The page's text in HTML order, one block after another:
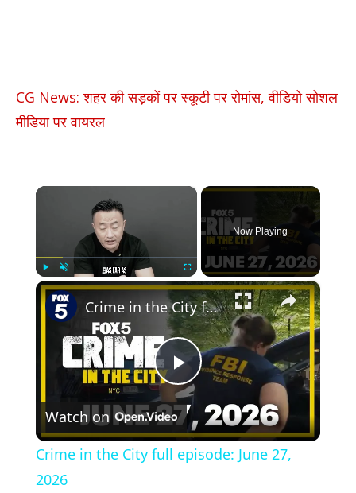
CG News: शहर की सड़कों पर स्कूटी पर रोमांस, वीडियो सोशल
मीडिया पर वायरल
×
Play Unmute Fullscreen
Now Playing
×
Play
Video
Crime in the City full episode: June 27, 2026
Watch on
Crime in the City full episode: June 27,
2026